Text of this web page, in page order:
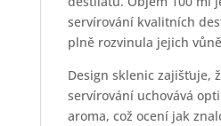
servírování kvalitních
plně rozvinula jejich
Design sklenic zajišťuje,
servírování uchovává
aroma, což ocení jak